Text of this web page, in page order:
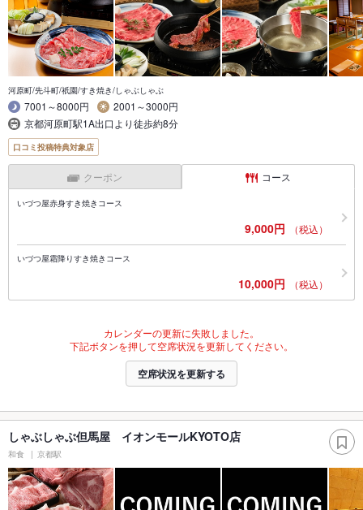
河原町/先斗町/祇園/すき焼き/しゃぶしゃぶ
7001～8000円
2001～3000円
京都河原町駅1A出口より徒歩約8分
口コミ投稿特典対象店
クーポン コース
いづつ屋赤身すき焼きコース
9,000円 （税込）
いづつ屋霜降りすき焼きコース
10,000円 （税込）
カレンダーの更新に失敗しました。
下記ボタンを押して空席状況を更新してください。
空席状況を更新する
しゃぶしゃぶ但馬屋 イオンモールKYOTO店
和食 京都駅